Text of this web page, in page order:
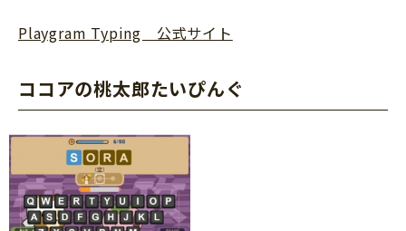
Playgram Typing 公式サイト
ココアの桃太郎たいぴんぐ